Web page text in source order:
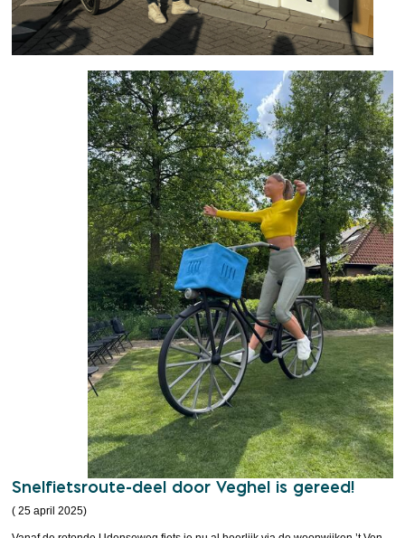
Snelfietsroute-deel door Veghel is gereed!
( 25 april 2025)